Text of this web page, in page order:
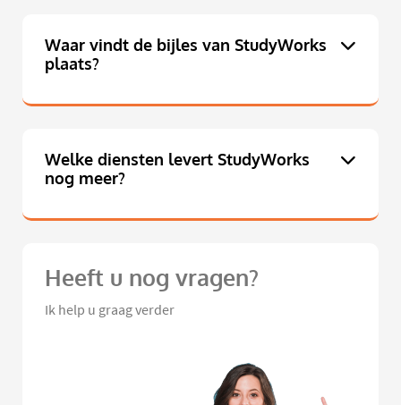
Waar vindt de bijles van StudyWorks
plaats?
Welke diensten levert StudyWorks
nog meer?
Heeft u nog vragen?
Ik help u graag verder